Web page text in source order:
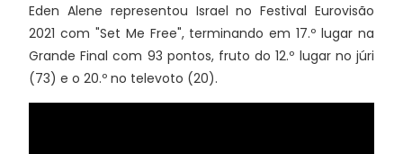
Eden Alene representou Israel no Festival Eurovisão
2021 com "Set Me Free", terminando em 17.º lugar na
Grande Final com 93 pontos, fruto do 12.º lugar no júri
(73) e o 20.º no televoto (20).